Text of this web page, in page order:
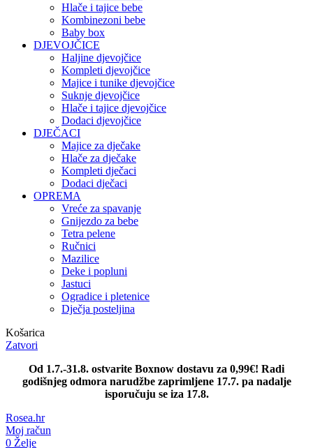
Hlače i tajice bebe
Kombinezoni bebe
Baby box
DJEVOJČICE
Haljine djevojčice
Kompleti djevojčice
Majice i tunike djevojčice
Suknje djevojčice
Hlače i tajice djevojčice
Dodaci djevojčice
DJEČACI
Majice za dječake
Hlače za dječake
Kompleti dječaci
Dodaci dječaci
OPREMA
Vreće za spavanje
Gnijezdo za bebe
Tetra pelene
Ručnici
Mazilice
Deke i popluni
Jastuci
Ogradice i pletenice
Dječja posteljina
Košarica
Zatvori
Od 1.7.-31.8. ostvarite Boxnow dostavu za 0,99€! Radi
godišnjeg odmora narudžbe zaprimljene 17.7. pa nadalje
isporučuju se iza 17.8.
Rosea.hr
Moj račun
0 Želje